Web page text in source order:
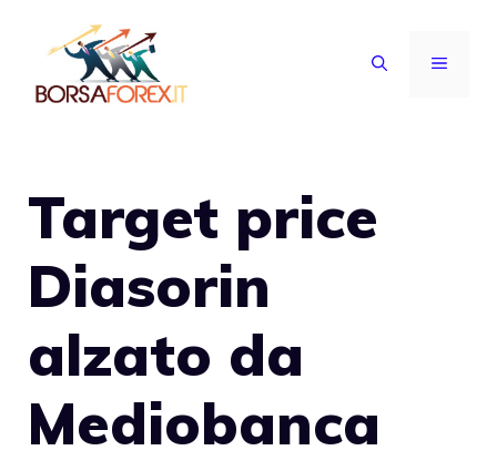
contenuto
MENU
Target price
Diasorin
alzato da
Mediobanca